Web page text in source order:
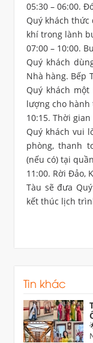
05:30 – 06:00.
Quý khách
khí trong lành
07:00 – 10:00.
Quý khách
Nhà hàng. Bếp
Quý khách
lượng cho hành
10:15. Thời
Quý khách vui
phòng, thanh
(nếu có) tại
11:00. Rời Đảo,
Tàu sẽ đưa
kết thúc lịch
Tin khác